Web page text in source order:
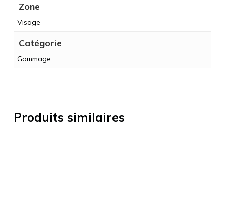
Zone
Visage
Catégorie
Gommage
Produits similaires